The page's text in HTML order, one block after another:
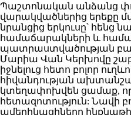
Պաշտոնական անձանց
վարակվածներից երեքը
նրանցից երկուսը՝ հենց
համաճարակների և
պատրաստվածության
Մարիա Վան Կերխովը
իջնելուց հետո բոլոր
հիվանդության
կտեղափոխվեն ցամաք,
հետազոտություն: Նավի
ամերիկացիները